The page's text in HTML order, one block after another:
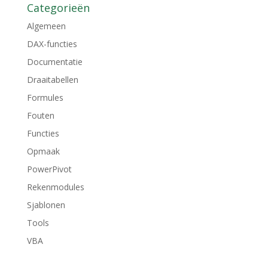
Categorieën
Algemeen
DAX-functies
Documentatie
Draaitabellen
Formules
Fouten
Functies
Opmaak
PowerPivot
Rekenmodules
Sjablonen
Tools
VBA